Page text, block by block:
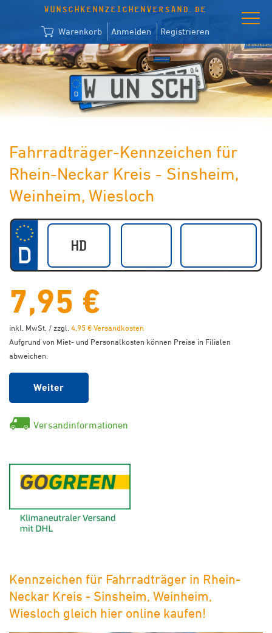
WUNSCHKENNZEICHENVERSAND.DE
Warenkorb Anmelden Registrieren
Fahrradträger-Kennzeichen für
Rhein-Neckar Kreis - Sinsheim,
Weinheim, Wiesloch
7,95 €
inkl. MwSt. / zzgl. 4,95 € Versandkosten
Aufgrund von Miet- und Personalkosten können Preise in Filialen
abweichen.
Weiter
Versandinformationen
Kennzeichen für Fahrradträger in Rhein-
Neckar Kreis - Sinsheim, Weinheim,
Wiesloch gleich hier online kaufen!